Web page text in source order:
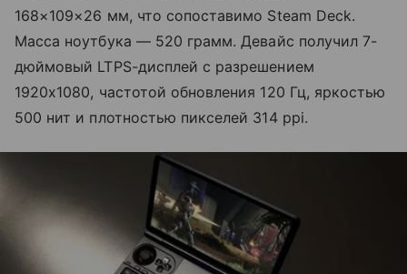
168×109×26 мм, что сопоставимо Steam Deck.
Масса ноутбука — 520 грамм. Девайс получил 7-
дюймовый LTPS-дисплей с разрешением
1920х1080, частотой обновления 120 Гц, яркостью
500 нит и плотностью пикселей 314 ppi.